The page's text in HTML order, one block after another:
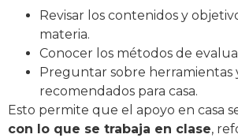
Revisar los contenidos y
materia.
Conocer los métodos de
Preguntar sobre herramientas
recomendados para casa.
Esto permite que el apoyo en casa
con lo que se trabaja en clase,